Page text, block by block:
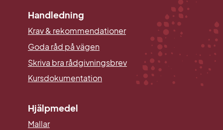
Handledning
Krav & rekommendationer
Goda råd på vägen
Skriva bra rådgivningsbrev
Kursdokumentation
Hjälpmedel
Mallar